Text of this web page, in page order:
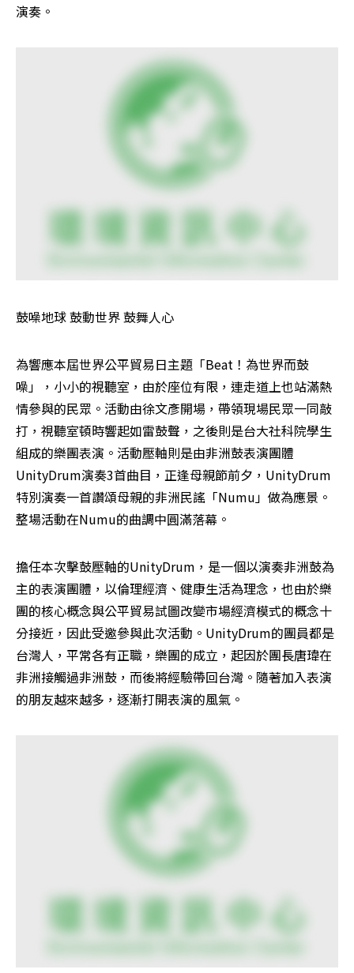
演奏。
鼓噪地球 鼓動世界 鼓舞人心
為響應本屆世界公平貿易日主題「Beat！為世界而鼓
噪」，小小的視聽室，由於座位有限，連走道上也站滿熱
情參與的民眾。活動由徐文彥開場，帶領現場民眾一同敲
打，視聽室頓時響起如雷鼓聲，之後則是台大社科院學生
組成的樂團表演。活動壓軸則是由非洲鼓表演團體
UnityDrum演奏3首曲目，正逢母親節前夕，UnityDrum
特別演奏一首讚頌母親的非洲民謠「Numu」做為應景。
整場活動在Numu的曲調中圓滿落幕。
擔任本次擊鼓壓軸的UnityDrum，是一個以演奏非洲鼓為
主的表演團體，以倫理經濟、健康生活為理念，也由於樂
團的核心概念與公平貿易試圖改變市場經濟模式的概念十
分接近，因此受邀參與此次活動。UnityDrum的團員都是
台灣人，平常各有正職，樂團的成立，起因於團長唐瑋在
非洲接觸過非洲鼓，而後將經驗帶回台灣。隨著加入表演
的朋友越來越多，逐漸打開表演的風氣。